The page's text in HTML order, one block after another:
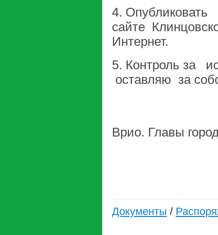
4.
сайте
Интернет.
5. Контроль за
оставляю за
Врио. Главы
Документы /